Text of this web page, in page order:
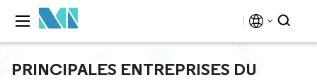
PRINCIPALES ENTREPRISES DU